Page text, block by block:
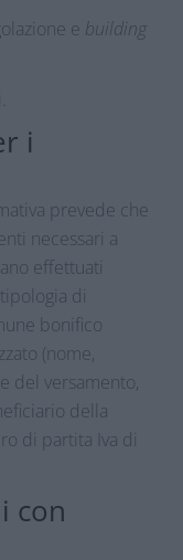
e building
i
prevede che
necessari a
effettuati
tipologia di
bonifico
(nome,
del versamento,
della
di partita Iva di
con